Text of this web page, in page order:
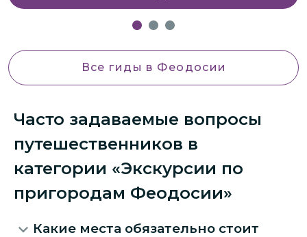
Все гиды в Феодосии
Часто задаваемые вопросы
путешественников в
категории «Экскурсии по
пригородам Феодосии»
Какие места обязательно стоит